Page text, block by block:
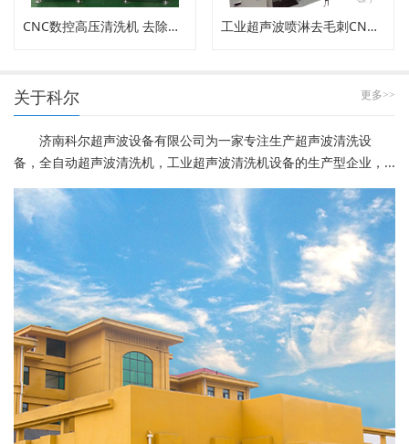
CNC数控高压清洗机 去除内孔工件毛刺 工业超声波喷淋去毛刺CNC高压清洗机
更多>>
关于科尔
济南科尔超声波设备有限公司为一家专注生产超声波清洗设
备，全自动超声波清洗机，工业超声波清洗机设备的生产型企业，...